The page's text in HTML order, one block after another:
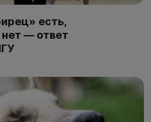
есть,
— ответ